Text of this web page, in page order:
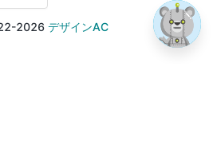
2026 デザインAC